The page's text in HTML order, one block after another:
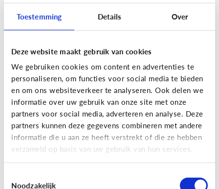
Toestemming Details Over
Deze website maakt gebruik van cookies
We gebruiken cookies om content en advertenties te
personaliseren, om functies voor social media te bieden
en om ons websiteverkeer te analyseren. Ook delen we
informatie over uw gebruik van onze site met onze
partners voor social media, adverteren en analyse. Deze
partners kunnen deze gegevens combineren met andere
informatie die u aan ze heeft verstrekt of die ze hebben
verzameld op basis van uw gebruik van hun services.
Noodzakelijk
Opvoeding
Vanaf welke leeftijd mag mijn kind
naar een scherm kijken?